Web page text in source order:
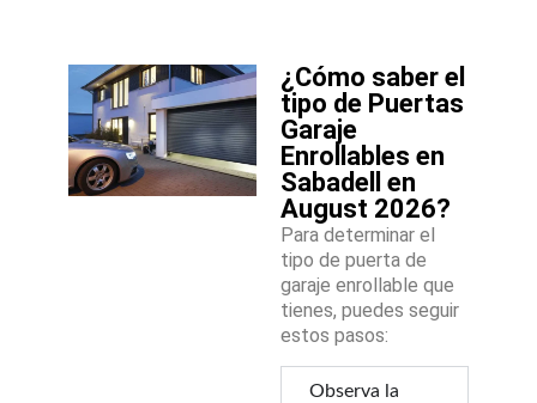
¿Cómo saber el
tipo de Puertas
Garaje
Enrollables en
Sabadell en
August 2026?
Para determinar el
tipo de puerta de
garaje enrollable que
tienes, puedes seguir
estos pasos:
Observa la